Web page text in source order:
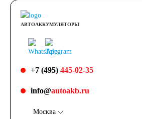
АВТОАККУМУЛЯТОРЫ
+7 (495) 445-02-35
info@autoakb.ru
Москва